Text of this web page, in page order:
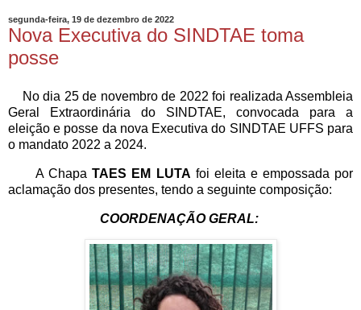
segunda-feira, 19 de dezembro de 2022
Nova Executiva do SINDTAE toma
posse
No dia 25 de novembro de 2022 foi realizada Assembleia
Geral Extraordinária do SINDTAE, convocada para a
eleição e posse da nova Executiva do SINDTAE UFFS para
o mandato 2022 a 2024.
A ChapaTAES EM LUTA foi eleita e empossada por
aclamação dos presentes, tendo a seguinte composição:
COORDENAÇÃO GERAL: